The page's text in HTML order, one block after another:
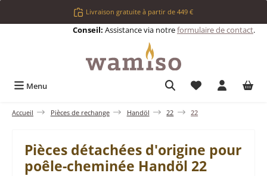
Passer au contenu principalLivraison gratuite à partir de 449 €
Conseil: Assistance via notreformulaire de contact.
Menu Vous avez 0
Accueil Pièces de rechange Handöl 22 22
Pièces détachées d'origine pour
poêle-cheminée Handöl 22